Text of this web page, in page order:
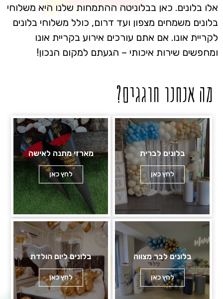
אלו בלונים. כאן בבלוניטה ההתמחות שלנו היא משלוחי
בלונים משמחים מצפון ועד דרום, כולל משלוחי בלונים
לקריית אונו. אם אתם עורכים אירוע בקריית אונו
ומחפשים שירות איכותי – הגעתם למקום הנכון!
מה אנחנו חוגגים?
בלונים לברית
לחץ כאן
מארזי מתנה לאישה
לחץ כאן
בלונים לבר מצווה
לחץ כאן
בלונים ליום הולדת
לחץ כאן